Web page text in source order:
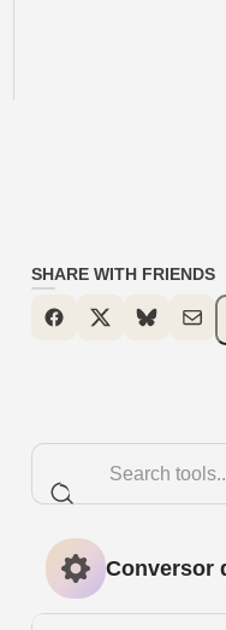
SHARE WITH FRIENDS
Conversor